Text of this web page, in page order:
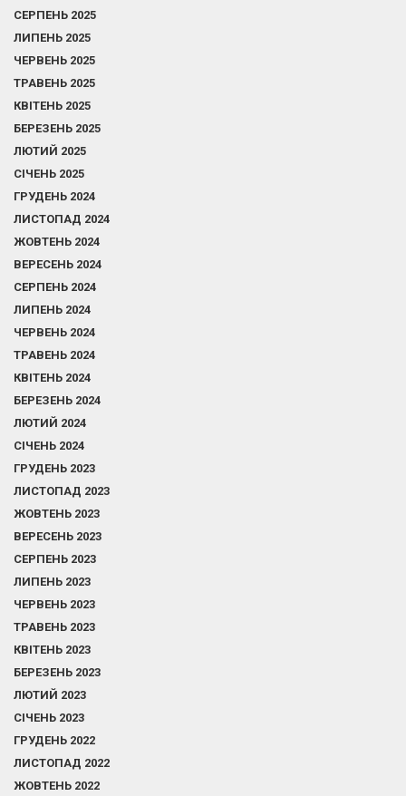
СЕРПЕНЬ 2025
ЛИПЕНЬ 2025
ЧЕРВЕНЬ 2025
ТРАВЕНЬ 2025
КВІТЕНЬ 2025
БЕРЕЗЕНЬ 2025
ЛЮТИЙ 2025
СІЧЕНЬ 2025
ГРУДЕНЬ 2024
ЛИСТОПАД 2024
ЖОВТЕНЬ 2024
ВЕРЕСЕНЬ 2024
СЕРПЕНЬ 2024
ЛИПЕНЬ 2024
ЧЕРВЕНЬ 2024
ТРАВЕНЬ 2024
КВІТЕНЬ 2024
БЕРЕЗЕНЬ 2024
ЛЮТИЙ 2024
СІЧЕНЬ 2024
ГРУДЕНЬ 2023
ЛИСТОПАД 2023
ЖОВТЕНЬ 2023
ВЕРЕСЕНЬ 2023
СЕРПЕНЬ 2023
ЛИПЕНЬ 2023
ЧЕРВЕНЬ 2023
ТРАВЕНЬ 2023
КВІТЕНЬ 2023
БЕРЕЗЕНЬ 2023
ЛЮТИЙ 2023
СІЧЕНЬ 2023
ГРУДЕНЬ 2022
ЛИСТОПАД 2022
ЖОВТЕНЬ 2022